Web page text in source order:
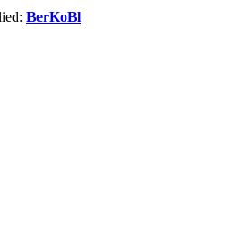
BerKoBl